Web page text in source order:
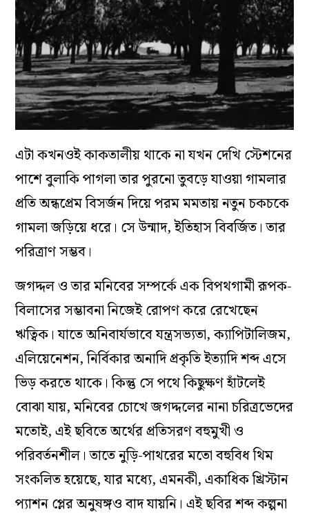
এটা কখনওই কাকতালীয় থাকে না যখন দেখি স্টেশনের
পাশে বুলাকি পাগলা তার পুরনো তুবড়ে যাওয়া গামলার
প্রতি অন্ধপ্রেম বিসর্জন দিয়ে পরম মমতায় নতুন চকচকে
গামলা জড়িয়ে ধরে। সে উন্মাদ, ইতিহাস বিবর্জিত। তার
পরিত্রাণ সম্ভব।
জগদ্দল ও তার মনিবের সম্পর্কে এক বিপথগামী রূপক-
বিলাসের সম্ভাবনা নিজেই রোপণ করে রেখেছেন
ঋত্বিক। যাতে অনিবার্যভাবে যন্ত্রসভ্যতা, ক্যাপিটালিজম,
এলিয়েনেশন, নির্বিকার অনাদি প্রকৃতি ইত্যাদি শব্দ এসে
ভিড় করতে থাকে। কিন্তু সে পথে কিছুক্ষণ হাঁটলেই
বোঝা যায়, মনিবের চোখে জগদ্দলের নানা চরিত্রভেদের
মতোই, এই ছবিতে অর্থের প্রতিসরণ বহুমুখী ও
পরিবর্তনশীল। তাতে নুড়ি-পাথরের মতো বহুবিধ থিম
সংকলিত হয়েছে, যার মধ্যে, এমনকী, একাধিক খ্রিস্টান
প্যাশন প্লের অনুষঙ্গও বাদ যায়নি। এই ছবির শব্দ কল্পনা